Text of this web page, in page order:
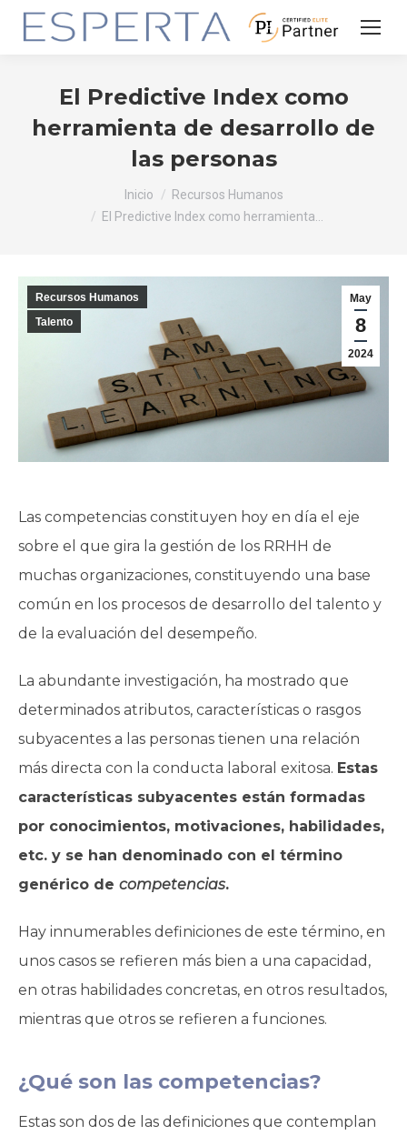
El Predictive Index como
herramienta de desarrollo de
las personas
Inicio
Recursos Humanos
El Predictive Index como herramienta…
May
8
2024
Recursos Humanos
Talento
Las competencias constituyen hoy en día el eje
sobre el que gira la gestión de los RRHH de
muchas organizaciones, constituyendo una base
común en los procesos de desarrollo del talento y
de la evaluación del desempeño.
La abundante investigación, ha mostrado que
determinados atributos, características o rasgos
subyacentes a las personas tienen una relación
más directa con la conducta laboral exitosa. Estas
características subyacentes están formadas
por conocimientos, motivaciones, habilidades,
etc. y se han denominado con el término
genérico de competencias.
Hay innumerables definiciones de este término, en
unos casos se refieren más bien a una capacidad,
en otras habilidades concretas, en otros resultados,
mientras que otros se refieren a funciones.
¿Qué son las competencias?
Estas son dos de las definiciones que contemplan